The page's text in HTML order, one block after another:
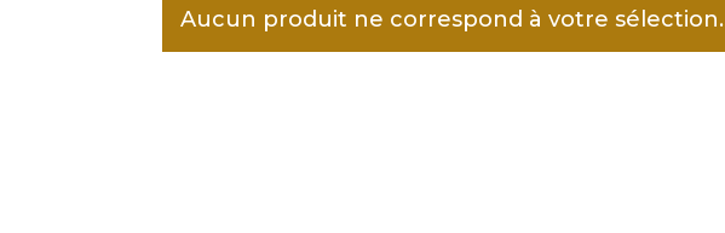
Aucun produit ne correspond à votre sélection.